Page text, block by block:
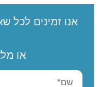
אנו זמינים לכל
או